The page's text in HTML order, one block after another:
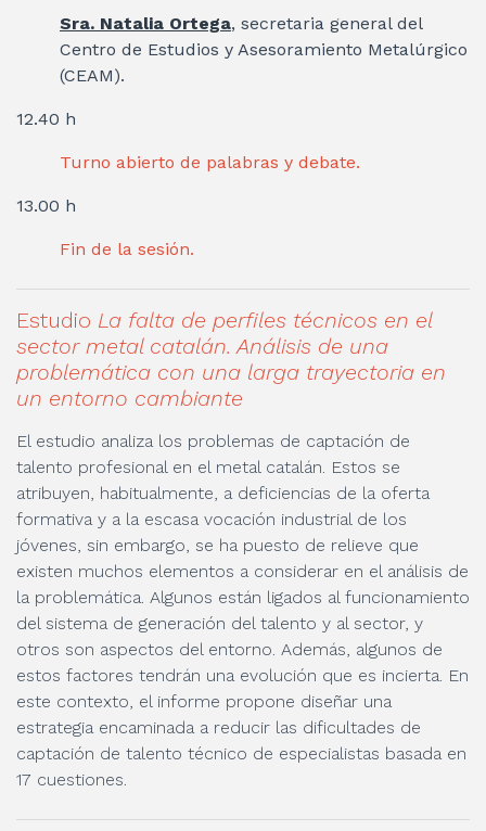
Sra. Natalia Ortega, secretaria general del
Centro de Estudios y Asesoramiento Metalúrgico
(CEAM).
12.40 h
Turno abierto de palabras y debate.
13.00 h
Fin de la sesión.
Estudio La falta de perfiles técnicos en el
sector metal catalán. Análisis de una
problemática con una larga trayectoria en
un entorno cambiante
El estudio analiza los problemas de captación de
talento profesional en el metal catalán. Estos se
atribuyen, habitualmente, a deficiencias de la oferta
formativa y a la escasa vocación industrial de los
jóvenes, sin embargo, se ha puesto de relieve que
existen muchos elementos a considerar en el análisis de
la problemática. Algunos están ligados al funcionamiento
del sistema de generación del talento y al sector, y
otros son aspectos del entorno. Además, algunos de
estos factores tendrán una evolución que es incierta. En
este contexto, el informe propone diseñar una
estrategia encaminada a reducir las dificultades de
captación de talento técnico de especialistas basada en
17 cuestiones.